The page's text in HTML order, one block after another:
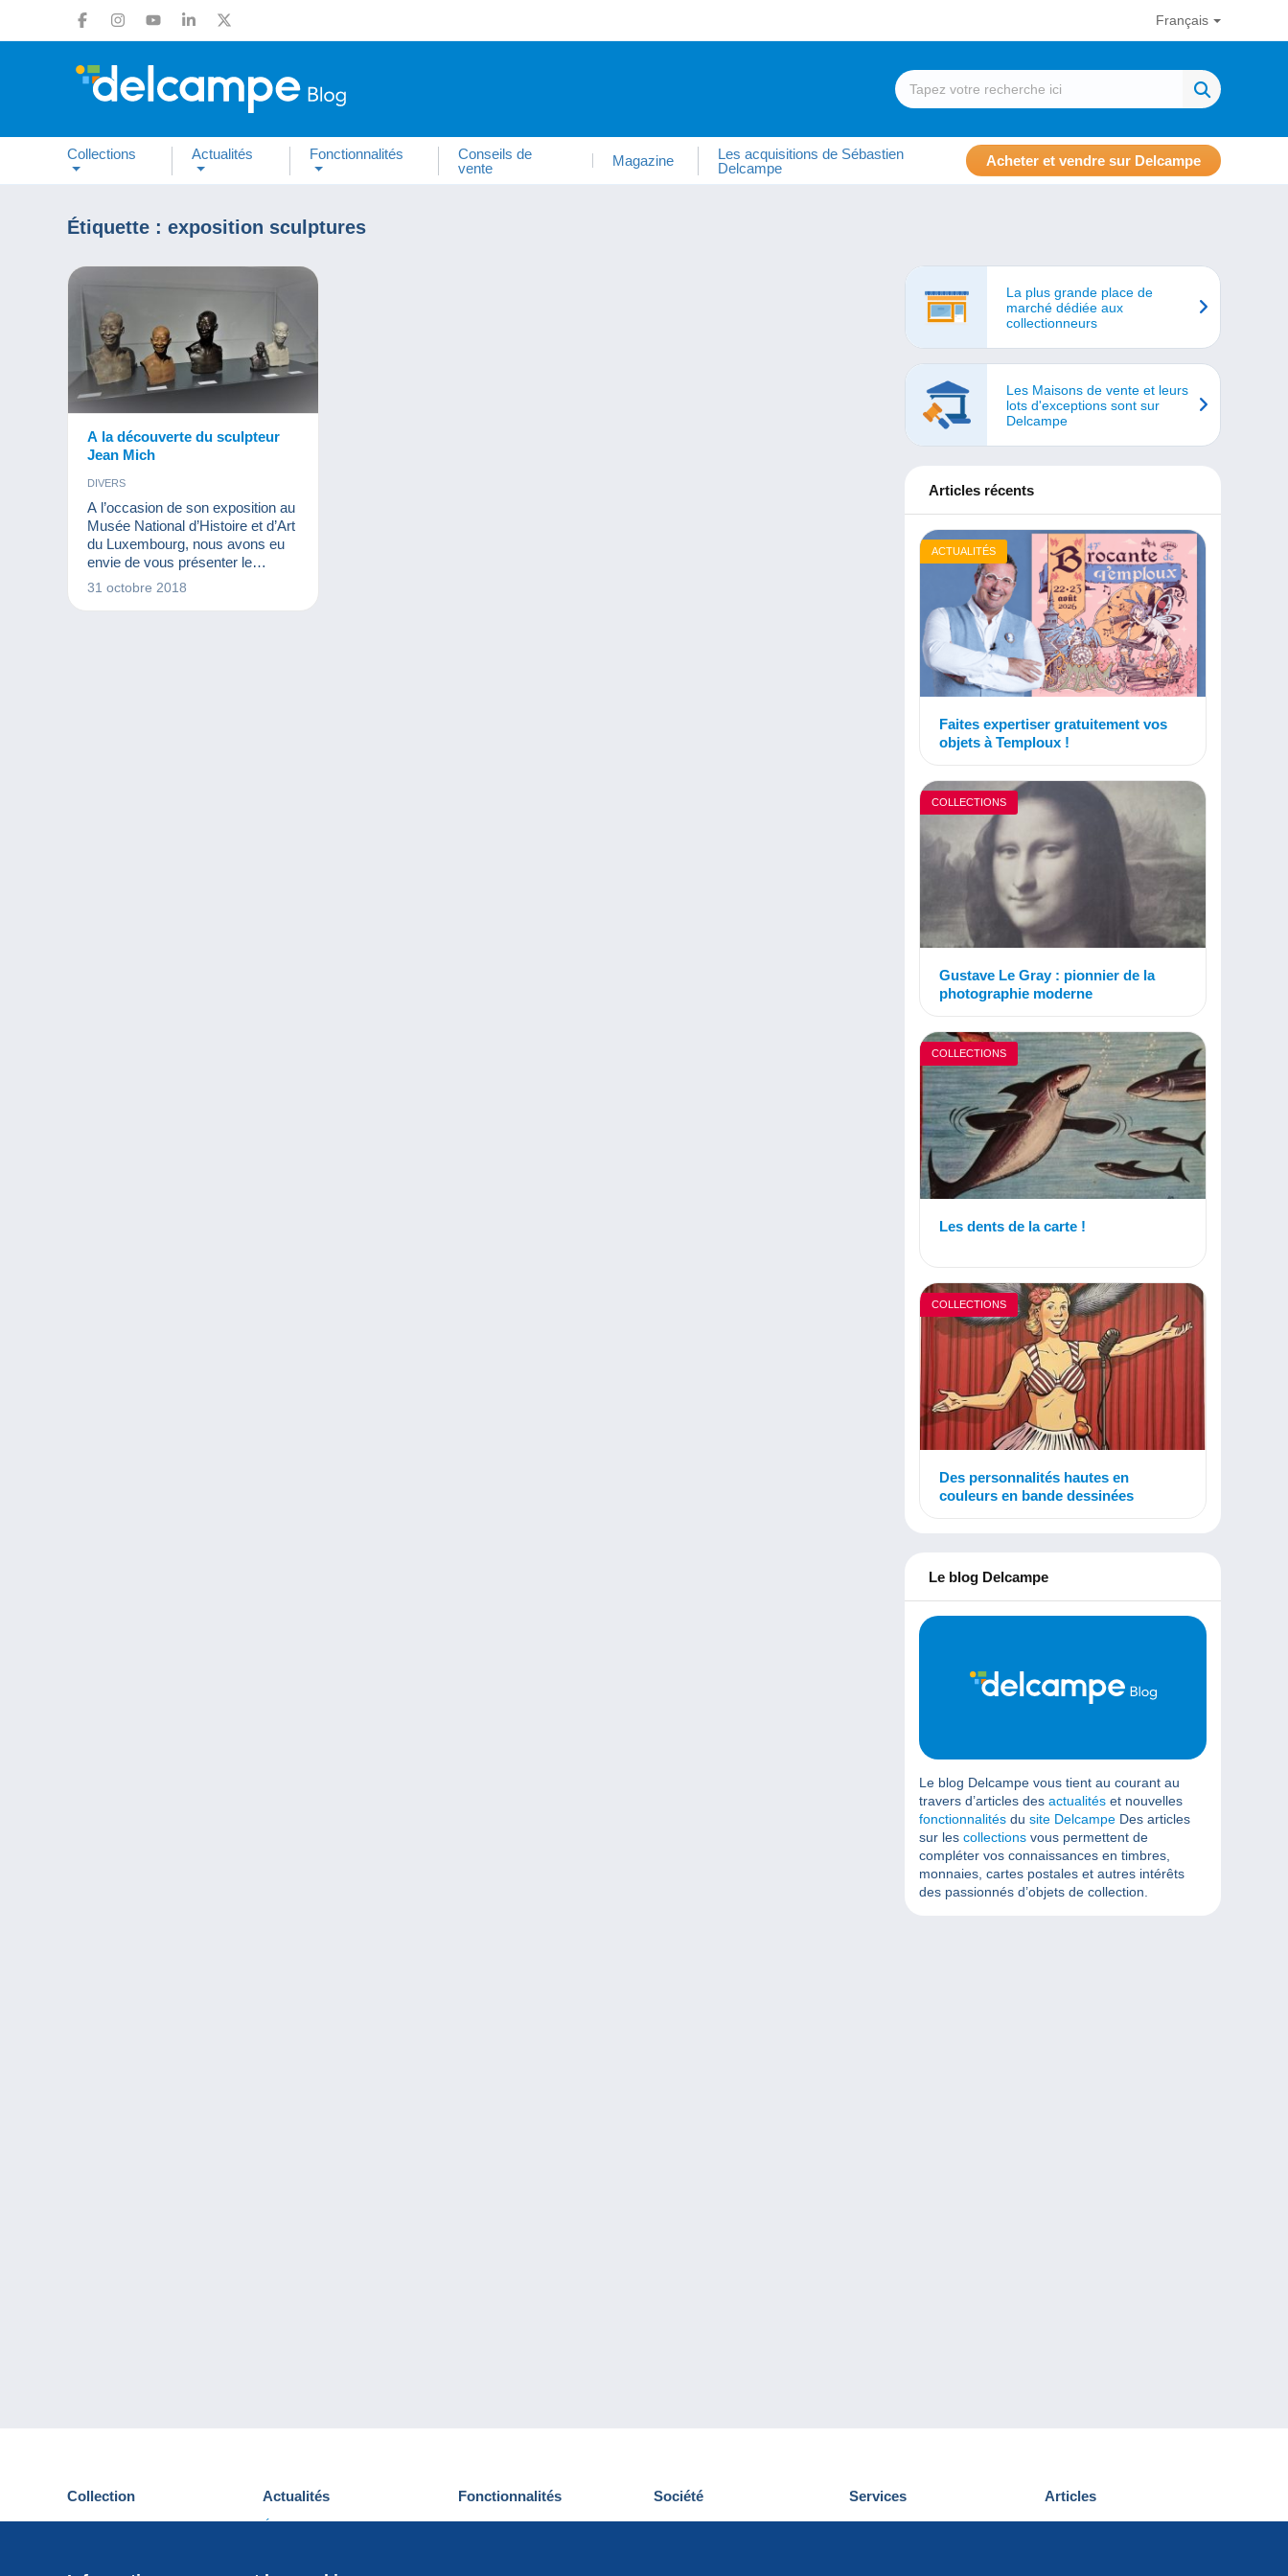
Français
Collections Actualités Fonctionnalités
Conseils de
vente
Magazine
Les acquisitions de Sébastien
Delcampe
Acheter et vendre sur Delcampe
Étiquette : exposition sculptures
A la découverte du sculpteur
Jean Mich
DIVERS
A l’occasion de son exposition au
Musée National d’Histoire et d’Art
du Luxembourg, nous avons eu
envie de vous présenter le
sculpteur Jean Mich. Cette figure
31 octobre 2018
La plus grande place de
marché dédiée aux
collectionneurs
Les Maisons de vente et leurs
lots d'exceptions sont sur
Delcampe
Articles récents
ACTUALITÉS
Faites expertiser gratuitement vos
objets à Temploux !
COLLECTIONS
Gustave Le Gray : pionnier de la
photographie moderne
COLLECTIONS
Les dents de la carte !
COLLECTIONS
Des personnalités hautes en
couleurs en bande dessinées
Le blog Delcampe
Le blog Delcampe vous tient au courant au
travers d’articles des actualités et nouvelles
fonctionnalités du site Delcampe Des articles
sur les collections vous permettent de
compléter vos connaissances en timbres,
monnaies, cartes postales et autres intérêts
des passionnés d’objets de collection.
Collection
Cartes postales
Actualités
Événements Delcampe
Fonctionnalités
Nouveautés
Société
Qui sommes-nous
Services
Découvrir Delcampe
Articles